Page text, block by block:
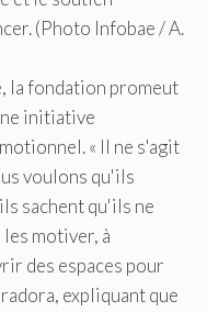
la fondation promeut
initiative
« Il ne s'agit
voulons qu'ils
sachent qu'ils ne
les motiver, à
des espaces pour
expliquant que